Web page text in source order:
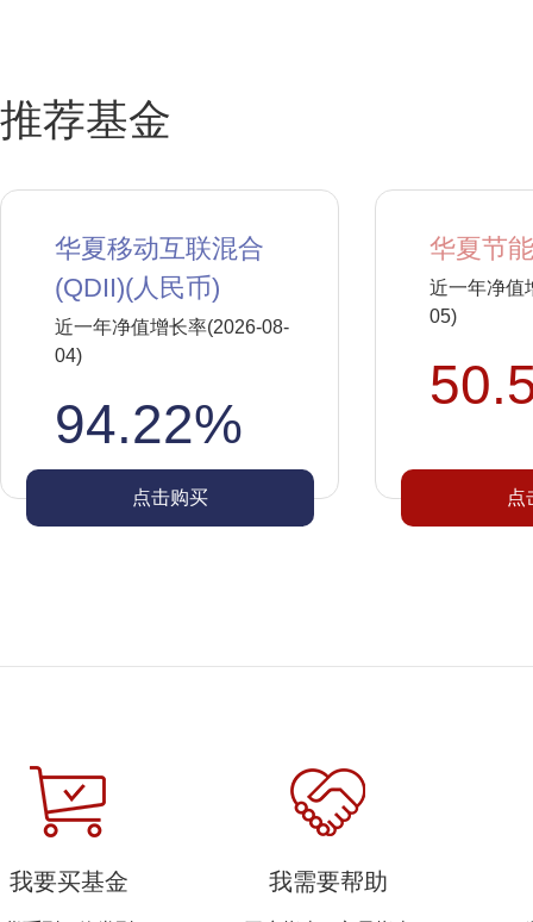
推荐基金
华夏移动互联混合
(QDII)(人民币)
近一年净值增长率(2026-08-
04)
94.22%
点击购买
华夏节
近一年净值
05)
点
我要买基金 我需要帮助